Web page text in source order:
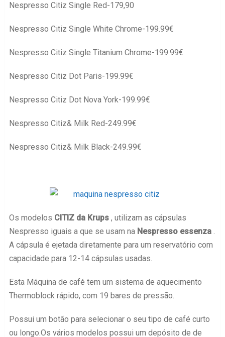
Nespresso Citiz Single Red-179,90
Nespresso Citiz Single White Chrome-199.99€
Nespresso Citiz Single Titanium Chrome-199.99€
Nespresso Citiz Dot Paris-199.99€
Nespresso Citiz Dot Nova York-199.99€
Nespresso Citiz& Milk Red-249.99€
Nespresso Citiz& Milk Black-249.99€
Os modelos CITIZ da Krups, utilizam as cápsulas
Nespresso iguais a que se usam na Nespresso essenza.
A cápsula é ejetada diretamente para um reservatório com
capacidade para 12-14 cápsulas usadas.
Esta Máquina de café tem um sistema de aquecimento
Thermoblock rápido, com 19 bares de pressão.
Possui um botão para selecionar o seu tipo de café curto
ou longo.Os vários modelos possui um depósito de de